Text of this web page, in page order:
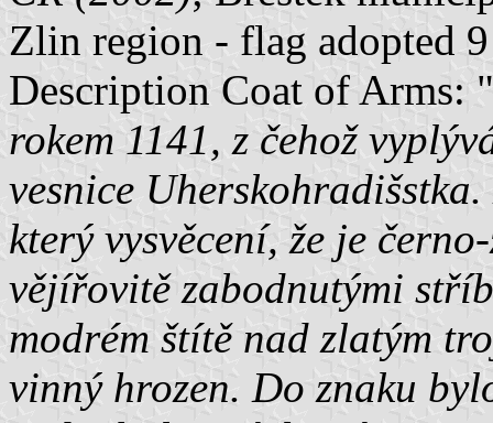
Zlin region - flag adopted
Description Coat of Arms: "
rokem 1141, z čehož
vesnice
který vysvěcení, že je
vějířovitě zabodnutými
modrém štítě nad zlatým
vinný hrozen. Do znaku